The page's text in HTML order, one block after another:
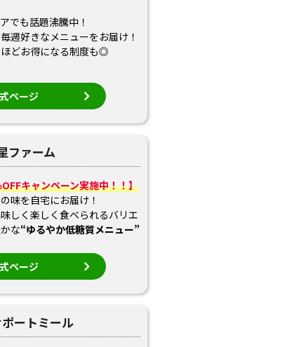
でも話題沸騰中！
週好きなメニューをお届け！
どお得になる制度も◎
ページ
ファーム
キャンペーン実施中！！】
味を自宅にお届け！
しく楽しく食べられるバリエ
な“ゆるやか低糖質メニュー”
ページ
ートミール